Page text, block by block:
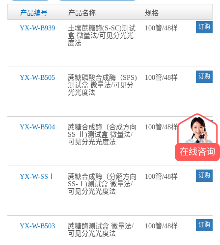
产品编号 产品名称 规格
YX-W-B939
土壤蔗糖酶(S-SC)测试
盒 微量法/可见分光光
度法
100管/48样 订购
YX-W-B505
蔗糖磷酸合成酶（SPS)
测试盒 微量法/可见分
光光度法
100管/48样 订购
YX-W-B504
蔗糖合成酶（合成方向
SS-Ⅱ)测试盒 微量法/
可见分光光度法
100管/48样 订购
YX-W-SSⅠ
蔗糖合成酶（分解方向
SS-Ⅰ)测试盒 微量法/
可见分光光度法
100管/48样 订购
YX-W-B503
蔗糖酶测试盒 微量法/
可见分光光度法
100管/48样 订购
在线咨询